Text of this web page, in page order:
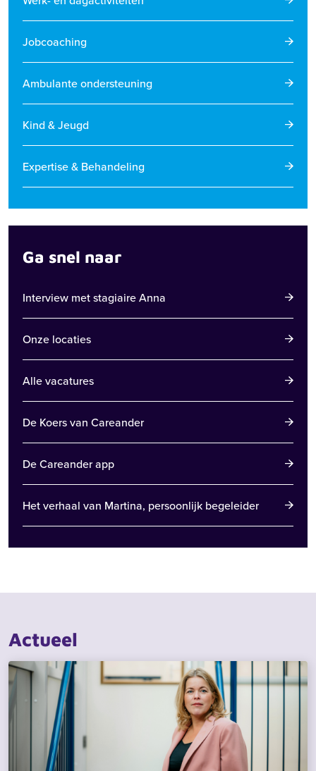
Jobcoaching
Ambulante ondersteuning
Kind & Jeugd
Expertise & Behandeling
Ga snel naar
Interview met stagiaire Anna
Onze locaties
Alle vacatures
De Koers van Careander
De Careander app
Het verhaal van Martina, persoonlijk begeleider
Actueel